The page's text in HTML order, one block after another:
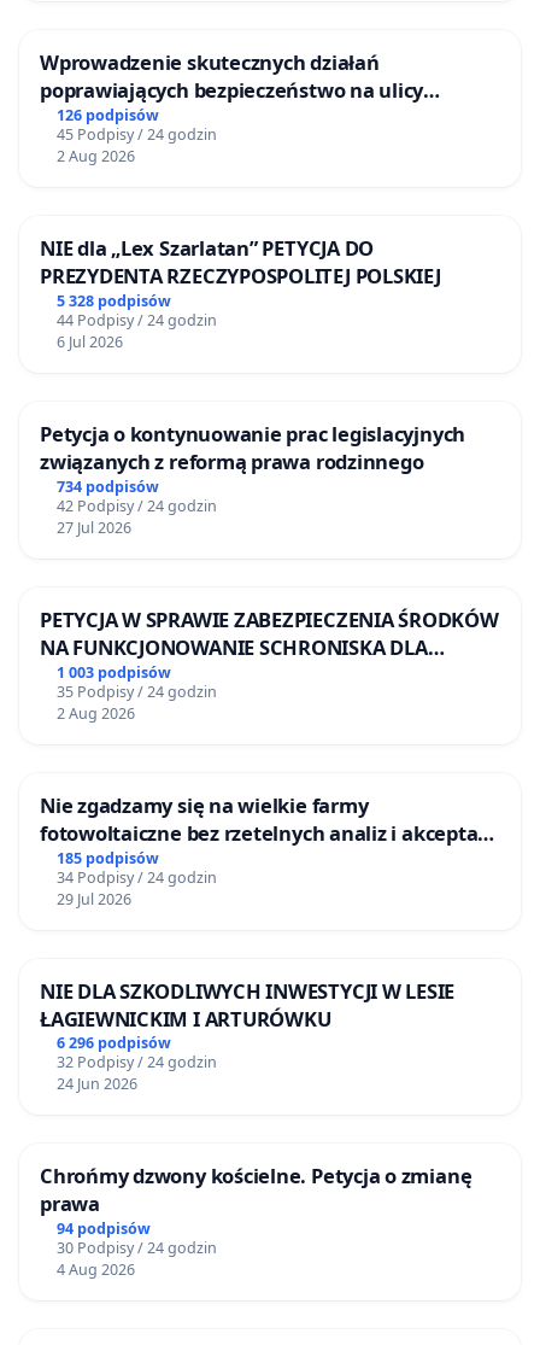
Wprowadzenie skutecznych działań
poprawiających bezpieczeństwo na ulicy
Żeromskiego w Otwocku
126 podpisów
45 Podpisy / 24 godzin
2 Aug 2026
NIE dla „Lex Szarlatan” PETYCJA DO
PREZYDENTA RZECZYPOSPOLITEJ POLSKIEJ
5 328 podpisów
44 Podpisy / 24 godzin
6 Jul 2026
Petycja o kontynuowanie prac legislacyjnych
związanych z reformą prawa rodzinnego
734 podpisów
42 Podpisy / 24 godzin
27 Jul 2026
PETYCJA W SPRAWIE ZABEZPIECZENIA ŚRODKÓW
NA FUNKCJONOWANIE SCHRONISKA DLA
BEZDOMNYCH ZWIERZĄT W SKARYSZEWIE
1 003 podpisów
35 Podpisy / 24 godzin
2 Aug 2026
Nie zgadzamy się na wielkie farmy
fotowoltaiczne bez rzetelnych analiz i akceptacji
mieszkańców
185 podpisów
34 Podpisy / 24 godzin
29 Jul 2026
NIE DLA SZKODLIWYCH INWESTYCJI W LESIE
ŁAGIEWNICKIM I ARTURÓWKU
6 296 podpisów
32 Podpisy / 24 godzin
24 Jun 2026
Chrońmy dzwony kościelne. Petycja o zmianę
prawa
94 podpisów
30 Podpisy / 24 godzin
4 Aug 2026